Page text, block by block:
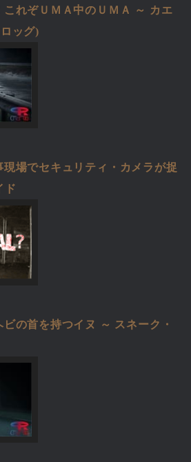
れぞＵＭＡ中のＵＭＡ ～ カエ
ッグ)
場でセキュリティ・カメラが捉
ド
ビの首を持つイヌ ～ スネーク・